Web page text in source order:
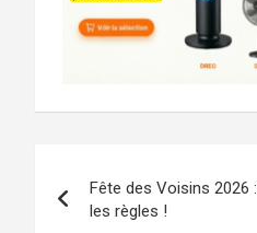
de
Fête des Voisins 2026
les règles !